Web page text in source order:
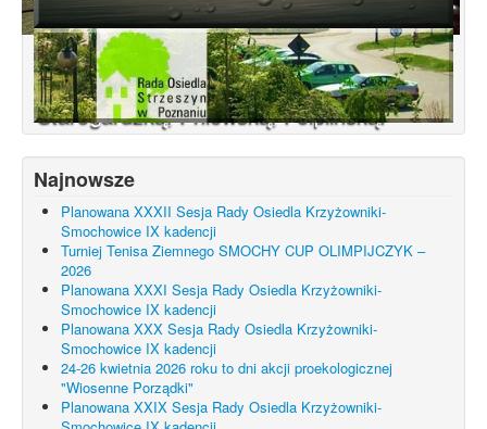
Konsultacje dotyczące terenu
Smochowice Południe w rejonie ulic
położonych pomiędzy Wejherowską,
Starogardzką, Pniewską, Pelplińską.
Najnowsze
Planowana XXXII Sesja Rady Osiedla Krzyżowniki-
Smochowice IX kadencji
Turniej Tenisa Ziemnego SMOCHY CUP OLIMPIJCZYK –
2026
Planowana XXXI Sesja Rady Osiedla Krzyżowniki-
Smochowice IX kadencji
Planowana XXX Sesja Rady Osiedla Krzyżowniki-
Smochowice IX kadencji
24-26 kwietnia 2026 roku to dni akcji proekologicznej
"Wiosenne Porządki"
Planowana XXIX Sesja Rady Osiedla Krzyżowniki-